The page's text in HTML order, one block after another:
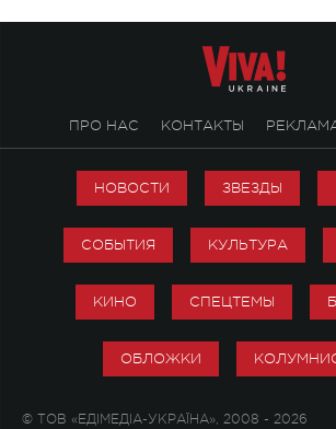
ПРО НАС КОНТАКТЫ
НОВОСТИ ЗВЕЗДЫ
СОБЫТИЯ КУЛЬТУРА
КИНО СПЕЦТЕМЫ
ОБЛОЖКИ
© ТОВ «ЕДІМЕДІА-УКРАЇНА», 2008 - 2026